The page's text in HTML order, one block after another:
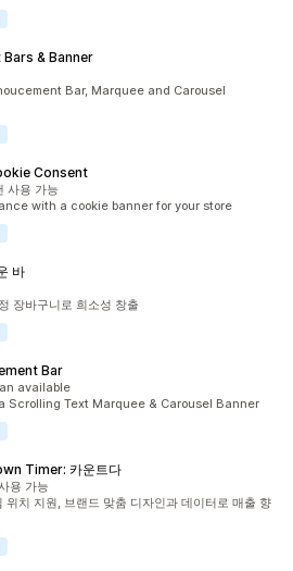
& Banner
Bar, Marquee and Carousel
Consent
사용 가능
with a cookie banner for your store
바
장바구니로 희소성 창출
Bar
available
Scrolling Text Marquee & Carousel Banner
Timer: 카운트다
용 가능
치 지원, 브랜드 맞춤 디자인과 데이터로 매출 향